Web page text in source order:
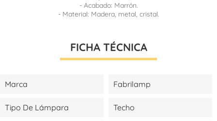
- Acabado: Marrón.
- Material: Madera, metal, cristal.
FICHA TÉCNICA
Marca Fabrilamp
Tipo De Lámpara Techo